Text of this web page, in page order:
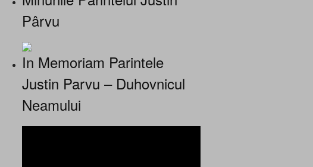
Pârvu
In Memoriam Parintele
Justin Parvu – Duhovnicul
Neamului